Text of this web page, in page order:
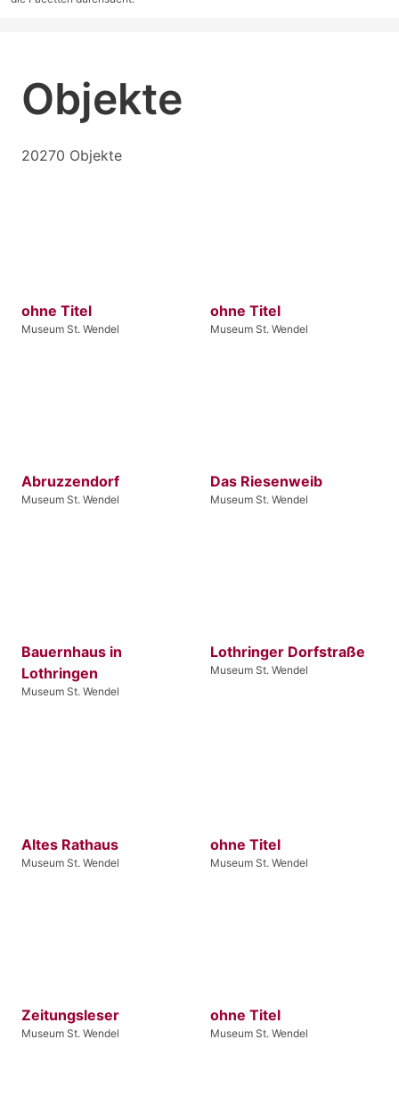
Objekte
20270 Objekte
ohne Titel
Museum St. Wendel
ohne Titel
Museum St. Wendel
Abruzzendorf
Museum St. Wendel
Das Riesenweib
Museum St. Wendel
Bauernhaus in
Lothringen
Museum St. Wendel
Lothringer Dorfstraße
Museum St. Wendel
Altes Rathaus
Museum St. Wendel
ohne Titel
Museum St. Wendel
Zeitungsleser
Museum St. Wendel
ohne Titel
Museum St. Wendel